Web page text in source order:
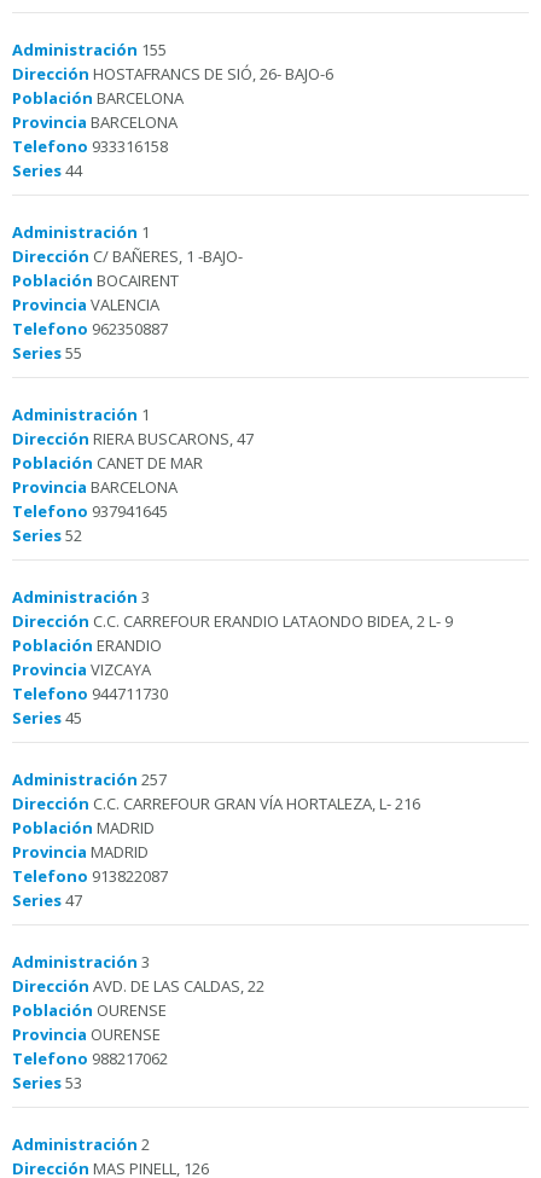
Administración 155
Dirección HOSTAFRANCS DE SIÓ, 26- BAJO-6
Población BARCELONA
Provincia BARCELONA
Telefono 933316158
Series44
Administración 1
Dirección C/ BAÑERES, 1 -BAJO-
Población BOCAIRENT
Provincia VALENCIA
Telefono 962350887
Series55
Administración 1
Dirección RIERA BUSCARONS, 47
Población CANET DE MAR
Provincia BARCELONA
Telefono 937941645
Series52
Administración 3
Dirección C.C. CARREFOUR ERANDIO LATAONDO BIDEA, 2 L- 9
Población ERANDIO
Provincia VIZCAYA
Telefono 944711730
Series45
Administración 257
Dirección C.C. CARREFOUR GRAN VÍA HORTALEZA, L- 216
Población MADRID
Provincia MADRID
Telefono 913822087
Series47
Administración 3
Dirección AVD. DE LAS CALDAS, 22
Población OURENSE
Provincia OURENSE
Telefono 988217062
Series53
Administración 2
Dirección MAS PINELL, 126